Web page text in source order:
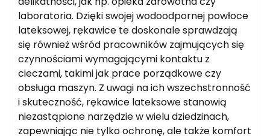
laboratoria. Dzięki swojej wodoodpornej powłoce
lateksowej, rękawice te doskonale sprawdzają
się również wśród pracowników zajmujących się
czynnościami wymagającymi kontaktu z
cieczami, takimi jak prace porządkowe czy
obsługa maszyn. Z uwagi na ich wszechstronność
i skuteczność, rękawice lateksowe stanowią
niezastąpione narzędzie w wielu dziedzinach,
zapewniając nie tylko ochronę, ale także komfort